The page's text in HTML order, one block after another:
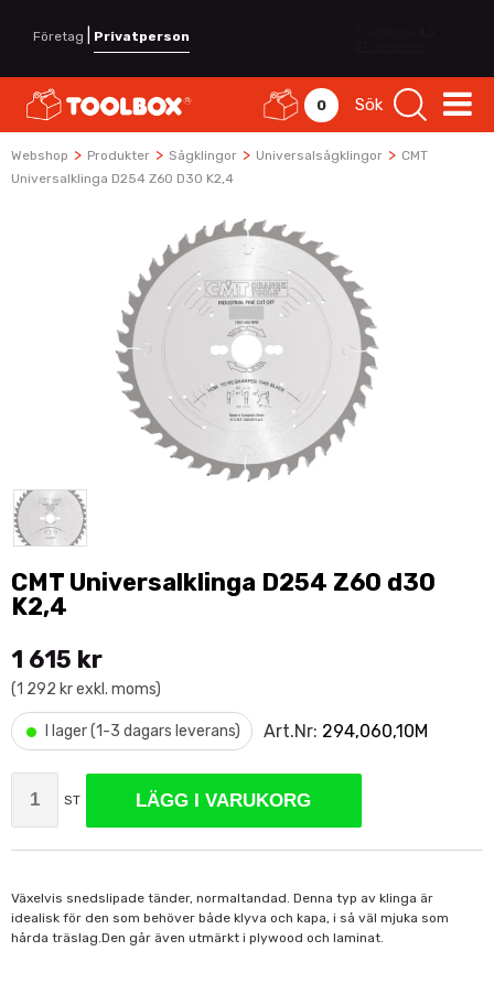
Företag Privatperson
0 Sök
Webshop > Produkter > Sågklingor > Universalsågklingor > CMT
Universalklinga D254 Z60 D30 K2,4
CMT Universalklinga D254 Z60 d30
K2,4
1 615 kr
(1 292 kr exkl. moms)
• I lager (1-3 dagars leverans) Art.Nr: 294,060,10M
ST LÄGG I VARUKORG
Växelvis snedslipade tänder, normaltandad. Denna typ av klinga är
idealisk för den som behöver både klyva och kapa, i så väl mjuka som
hårda träslag.Den går även utmärkt i plywood och laminat.